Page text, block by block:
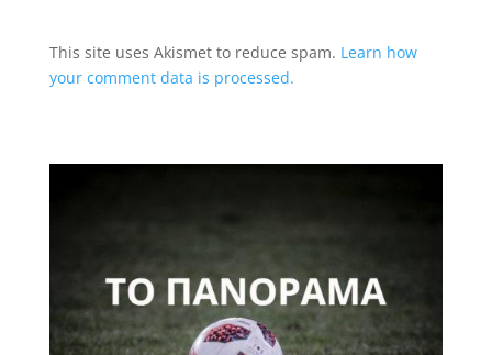
This site uses Akismet to reduce spam. Learn how
your comment data is processed.